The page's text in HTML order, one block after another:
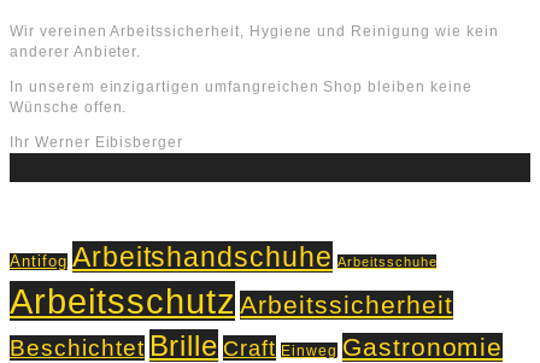
Wir vereinen Arbeitssicherheit, Hygiene und Reinigung wie kein
anderer Anbieter.
In unserem einzigartigen umfangreichen Shop bleiben keine
Wünsche offen.
Ihr Werner Eibisberger
Antifog Arbeitshandschuhe Arbeitsschuhe
Arbeitsschutz Arbeitssicherheit
Beschichtet Brille Craft Einweg Gastronomie